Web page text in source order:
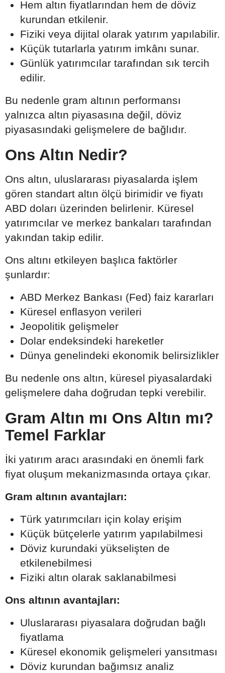
Hem altın fiyatlarından hem de döviz
kurundan etkilenir.
Fiziki veya dijital olarak yatırım yapılabilir.
Küçük tutarlarla yatırım imkânı sunar.
Günlük yatırımcılar tarafından sık tercih
edilir.
Bu nedenle gram altının performansı
yalnızca altın piyasasına değil, döviz
piyasasındaki gelişmelere de bağlıdır.
Ons Altın Nedir?
Ons altın, uluslararası piyasalarda işlem
gören standart altın ölçü birimidir ve fiyatı
ABD doları üzerinden belirlenir. Küresel
yatırımcılar ve merkez bankaları tarafından
yakından takip edilir.
Ons altını etkileyen başlıca faktörler
şunlardır:
ABD Merkez Bankası (Fed) faiz kararları
Küresel enflasyon verileri
Jeopolitik gelişmeler
Dolar endeksindeki hareketler
Dünya genelindeki ekonomik belirsizlikler
Bu nedenle ons altın, küresel piyasalardaki
gelişmelere daha doğrudan tepki verebilir.
Gram Altın mı Ons Altın mı?
Temel Farklar
İki yatırım aracı arasındaki en önemli fark
fiyat oluşum mekanizmasında ortaya çıkar.
Gram altının avantajları:
Türk yatırımcıları için kolay erişim
Küçük bütçelerle yatırım yapılabilmesi
Döviz kurundaki yükselişten de
etkilenebilmesi
Fiziki altın olarak saklanabilmesi
Ons altının avantajları:
Uluslararası piyasalara doğrudan bağlı
fiyatlama
Küresel ekonomik gelişmeleri yansıtması
Döviz kurundan bağımsız analiz